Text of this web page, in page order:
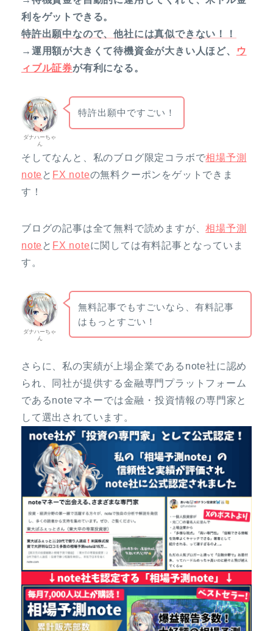
利をゲットできる。
特許出願中なので、他社には真似できない！！
→運用額が大きくて待機資金が大きい人ほど、
ウ
ィブル証券が有利になる。
ダナハーちゃ
ん
特許出願中ですごい！
そしてなんと、私のブログ限定コラボで相場予測
note と FX noteの無料クーポンをゲットできま
す！
ブログの記事は全て無料で読めますが、相場予測
note と FX noteに関しては有料記事となっていま
す。
ダナハーちゃ
ん
無料記事でもすごいなら、有料記事
はもっとすごい！
さらに、私の実績が上場企業であるnote社に認め
られ、同社が提供する金融専門プラットフォーム
であるnoteマネーでは金融・投資情報の専門家と
して選出されています。